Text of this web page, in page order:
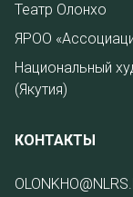
Театр Олонхо
ЯРОО
Национальный
(Якутия)
КОНТАКТЫ